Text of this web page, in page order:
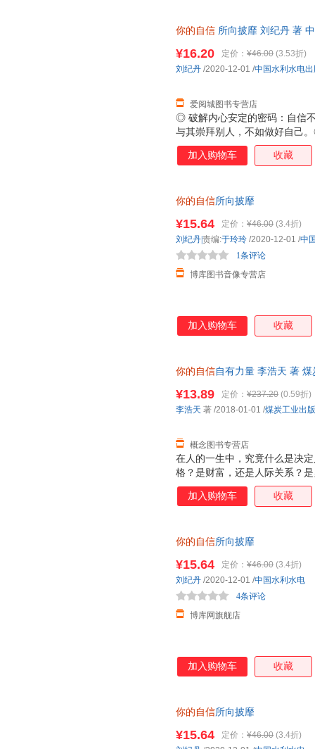
你的自信 所向披靡 刘纪丹 著
◎ 破解内心安定的密码：自信
与其崇拜别人，不如做好自己
的人肯对自己下狠手；悄悄努
一次失败。◎ 从低自尊到高度
¥16.20 定价： ¥46.00 (3.53折)
爱阅城图书专营店
刘纪丹 /2020-12-01 /中国水利水电
加入购物车 收藏
你的自信所向披靡
¥15.64 定价： ¥46.00 (3.4折)
博库图书音像专营店
1条评论
刘纪丹|责编:于玲玲 /2020-12-01 /中
加入购物车 收藏
你的自信自有力量 李浩天 著
在人的一生中，究竟什么是决
格？是财富，还是人际关系？
自己必须相信自己，自己必须
此，才能走向成功。《你的自
不公平与偏心的根源都在自己
¥13.89 定价： ¥237.20 (0.59折)
概念图书专营店
李浩天 著 /2018-01-01 /煤炭工业出
加入购物车 收藏
你的自信所向披靡
¥15.64 定价： ¥46.00 (3.4折)
博库网旗舰店
4条评论
刘纪丹 /2020-12-01 /中国水利水电
加入购物车 收藏
你的自信所向披靡
¥15.64 定价： ¥46.00 (3.4折)